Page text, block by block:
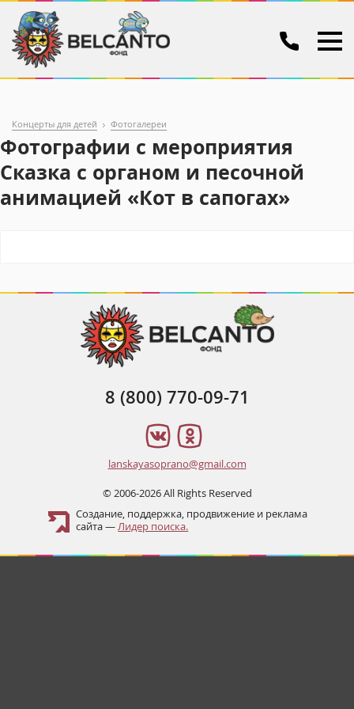
Концерты для детей Фотогалереи
Фотографии с мероприятия
Сказка с органом и песочной
анимацией «Кот в сапогах»
8 (800) 770-09-71
lanskayasoprano@gmail.com
© 2006-2026 All Rights Reserved
Создание, поддержка, продвижение и реклама
сайта —Лидер поиска.